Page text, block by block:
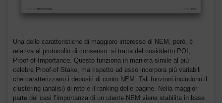
Una delle caratteristiche di maggiore interesse di NEM, però, è
relativa al protocollo di consenso: si tratta del cosiddetto POI,
Proof-of-Importance. Questo funziona in maniera simile al più
celebre Proof-of-Stake, ma rispetto ad esso incorpora più variabili
che caratterizzano i depositi di conto NEM. Tali funzioni includono il
clustering (analisi) di rete e il ranking delle pagine. Nella maggior
parte dei casi l’importanza di un utente NEM viene stabilita in base